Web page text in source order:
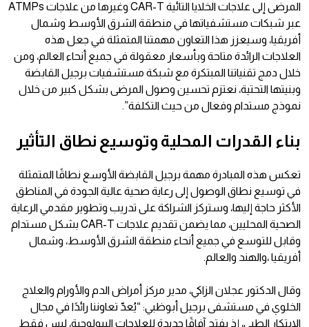
المرضى إلى علاجات الخلايا التائية CAR-T وغيرها من علاجات ATMPs
عبر شبكات مستشفياتها في منطقة الشرق الأوسط وشمال
أفريقيا، وسيعزز هذا التعاون مهمتنا المتمثلة في جعل هذه
العلاجات الرائدة متاحة وبأسعار معقولة في جميع أنحاء العالم، ومن
خلال دمج تقنياتنا المبتكرة مع شبكة مستشفيات برجيل القابضة
وبنيتها التحتية، نعتزم تحسين وصول المرضى بشكل كبير من خلال
نموذج مستدام وفعال من حيث التكلفة”.
بناء القدرات المحلية وتوسيع نطاق التأثير
تعكس هذه المبادرة مهمة برجيل القابضة الأوسع نطاقًا المتمثلة
في توسيع نطاق الوصول إلى رعاية صحية عالية الجودة في المناطق
الأكثر حاجة إليها، وستركز الشراكة على تدريب وتطوير مقدمي الرعاية
الصحية المحليين، مما يضمن تقديم علاجات CAR-T بشكل مستدام
وقابل للتوسع في جميع أنحاء منطقة الشرق الأوسط، وشمال
أفريقيا ،والهند والعالم.
وقال الدكتور عجلان الزاكي، مدير مركز أمراض الدم والأورام والعلاج
الخلوي في مستشفى برجيل أبوظبي: “يُعدّ تعاوننا رائدًا في مجال
الابتكار الطبي، إذ يفتح آفاقًا جديدة للعلاجات البيولوجية، ليس فقط